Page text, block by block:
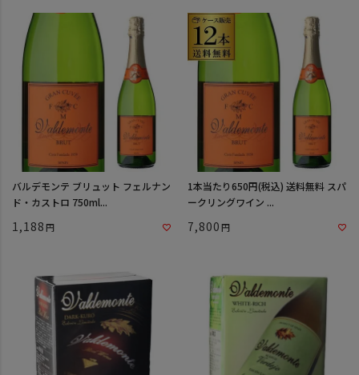
バルデモンテ ブリュット フェルナン
ド・カストロ 750ml...
1,188
1本当たり650円(税込) 送料無料 スパ
ークリングワイン ...
7,800